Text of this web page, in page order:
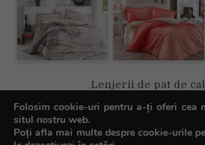
Lenjerii de pat de
Folosim cookie-uri pentru a-ți oferi cea
situl nostru web.
Poți afla mai multe despre cookie-urile